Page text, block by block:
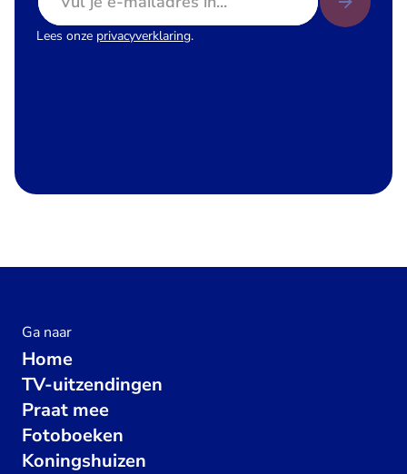
Lees onze privacyverklaring.
Ga naar
Home
TV-uitzendingen
Praat mee
Fotoboeken
Koningshuizen